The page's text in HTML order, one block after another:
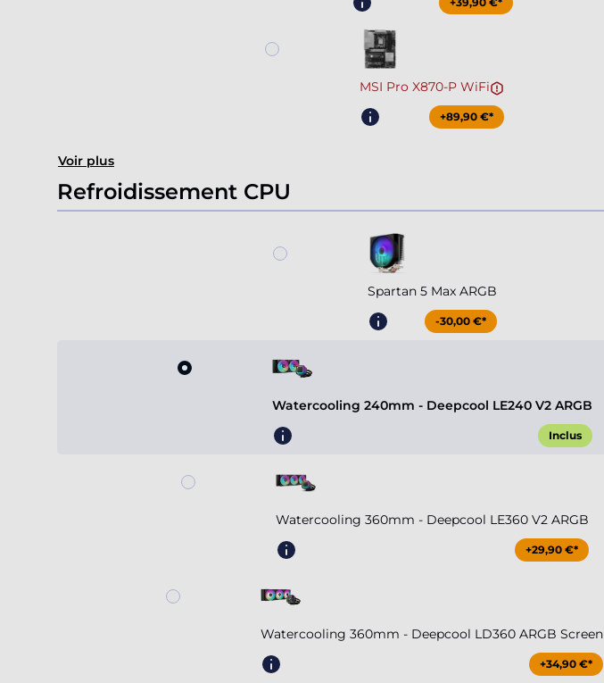
MSI Pro X870-P WiFi
+89,90 €*
Voir plus
Refroidissement CPU
Spartan 5 Max ARGB
-30,00 €*
Watercooling 240mm - Deepcool LE240 V2 ARGB
Inclus
Watercooling 360mm - Deepcool LE360 V2 ARGB
+29,90 €*
Watercooling 360mm - Deepcool LD360 ARGB Screen
+34,90 €*